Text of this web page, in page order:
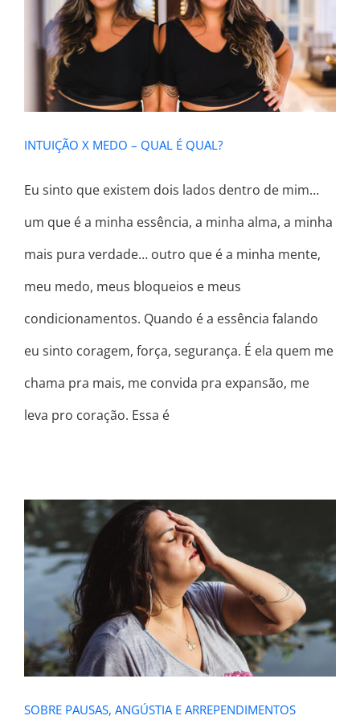
INTUIÇÃO X MEDO – QUAL É QUAL?
INTUIÇÃO X MEDO – QUAL É QUAL?
Eu sinto que existem dois lados dentro de mim…
um que é a minha essência, a minha alma, a minha
mais pura verdade… outro que é a minha mente,
meu medo, meus bloqueios e meus
condicionamentos. Quando é a essência falando
eu sinto coragem, força, segurança. É ela quem me
chama pra mais, me convida pra expansão, me
leva pro coração. Essa é
SOBRE PAUSAS, ANGÚSTIA E
ARREPENDIMENTOS
SOBRE PAUSAS, ANGÚSTIA E ARREPENDIMENTOS